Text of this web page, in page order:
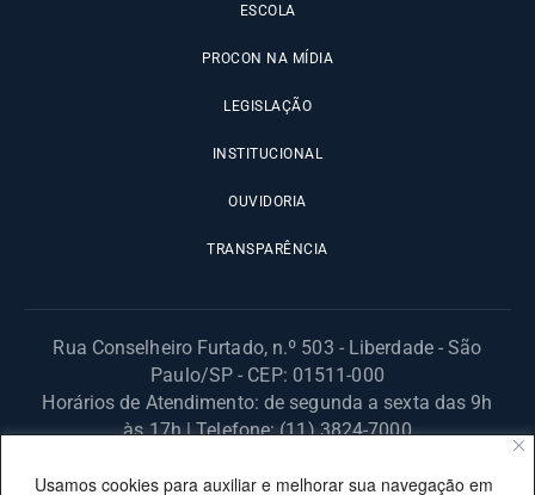
Usamos cookies para auxiliar e melhorar sua navegação em
ESCOLA
PROCON NA MÍDIA
LEGISLAÇÃO
INSTITUCIONAL
OUVIDORIA
TRANSPARÊNCIA
Rua Conselheiro Furtado, n.º 503 - Liberdade - São
Paulo/SP - CEP: 01511-000
Horários de Atendimento: de segunda a sexta das 9h
às 17h | Telefone: (11) 3824-7000
© 2025 Fundação Procon – SP – Todos os direitos reservados. |